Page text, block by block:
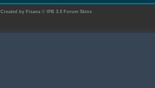
Created by Fisana © IPB 3.0 Forum Skins